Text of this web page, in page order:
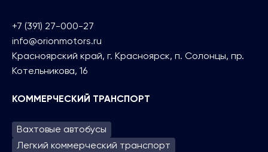
+7 (391) 27-000-27
info@orionmotors.ru
Красноярский край, г. Красноярск, п. Солонцы, пр.
Котельникова, 16
КОММЕРЧЕСКИЙ ТРАНСПОРТ
Вахтовые автобусы
Легкий коммерческий транспорт